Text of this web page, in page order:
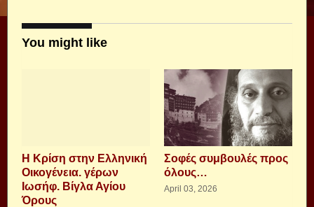
You might like
Η Κρίση στην Ελληνική
Οικογένεια. γέρων
Ιωσήφ. Βίγλα Αγίου
Όρους
Σοφές συμβουλές προς
όλους…
April 03, 2026